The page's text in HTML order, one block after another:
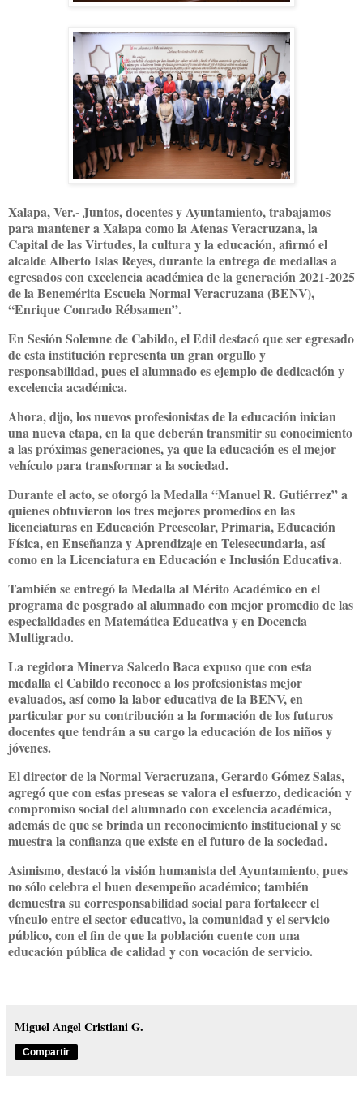
Xalapa, Ver.- Juntos, docentes y Ayuntamiento, trabajamos
para mantener a Xalapa como la Atenas Veracruzana, la
Capital de las Virtudes, la cultura y la educación, afirmó el
alcalde Alberto Islas Reyes, durante la entrega de medallas a
egresados con excelencia académica de la generación 2021-2025
de la Benemérita Escuela Normal Veracruzana (BENV),
“Enrique Conrado Rébsamen”.
En Sesión Solemne de Cabildo, el Edil destacó que ser egresado
de esta institución representa un gran orgullo y
responsabilidad, pues el alumnado es ejemplo de dedicación y
excelencia académica.
Ahora, dijo, los nuevos profesionistas de la educación inician
una nueva etapa, en la que deberán transmitir su conocimiento
a las próximas generaciones, ya que la educación es el mejor
vehículo para transformar a la sociedad.
Durante el acto, se otorgó la Medalla “Manuel R. Gutiérrez” a
quienes obtuvieron los tres mejores promedios en las
licenciaturas en Educación Preescolar, Primaria, Educación
Física, en Enseñanza y Aprendizaje en Telesecundaria, así
como en la Licenciatura en Educación e Inclusión Educativa.
También se entregó la Medalla al Mérito Académico en el
programa de posgrado al alumnado con mejor promedio de las
especialidades en Matemática Educativa y en Docencia
Multigrado.
La regidora Minerva Salcedo Baca expuso que con esta
medalla el Cabildo reconoce a los profesionistas mejor
evaluados, así como la labor educativa de la BENV, en
particular por su contribución a la formación de los futuros
docentes que tendrán a su cargo la educación de los niños y
jóvenes.
El director de la Normal Veracruzana, Gerardo Gómez Salas,
agregó que con estas preseas se valora el esfuerzo, dedicación y
compromiso social del alumnado con excelencia académica,
además de que se brinda un reconocimiento institucional y se
muestra la confianza que existe en el futuro de la sociedad.
Asimismo, destacó la visión humanista del Ayuntamiento, pues
no sólo celebra el buen desempeño académico; también
demuestra su corresponsabilidad social para fortalecer el
vínculo entre el sector educativo, la comunidad y el servicio
público, con el fin de que la población cuente con una
educación pública de calidad y con vocación de servicio.
Miguel Angel Cristiani G.
Compartir